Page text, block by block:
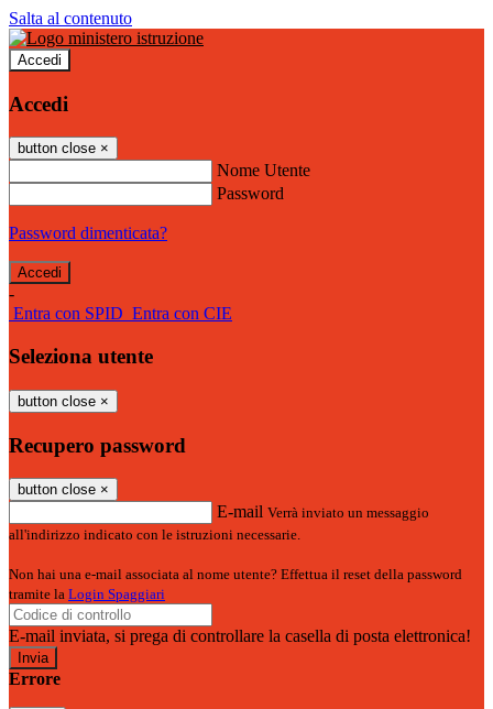
Salta al contenuto
Accedi
Accedi
button close ×
Nome Utente
Password
Password dimenticata?
-
Entra con SPID Entra con CIE
Seleziona utente
button close ×
Recupero password
button close ×
E-mail Verrà inviato un messaggio
all'indirizzo indicato con le istruzioni necessarie.
Non hai una e-mail associata al nome utente? Effettua il reset della password
tramite la Login Spaggiari
E-mail inviata, si prega di controllare la casella di posta elettronica!
Errore